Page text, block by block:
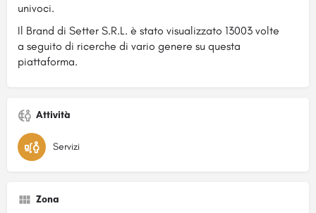
univoci.
Il Brand di Setter S.R.L. è stato visualizzato 13003 volte
a seguito di ricerche di vario genere su questa
piattaforma.
Attività
Servizi
Zona